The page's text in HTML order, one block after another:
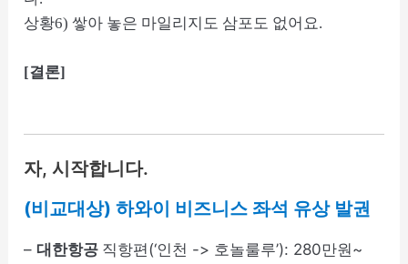
상황6) 쌓아 놓은 마일리지도 삼포도 없어요.
[결론]
자, 시작합니다.
(비교대상) 하와이 비즈니스 좌석 유상 발권
–대한항공 직항편(‘인천 -> 호놀룰루’): 280만원~